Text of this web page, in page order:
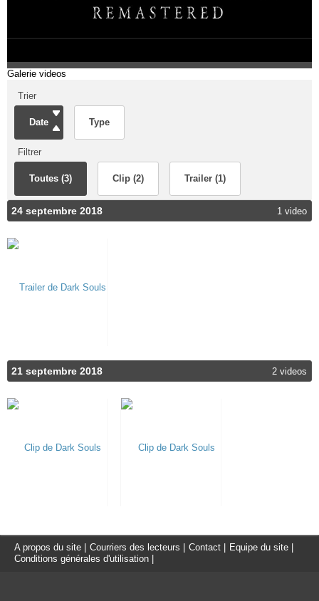
Galerie videos
Trier
Date Type
Filtrer
Toutes (3) Clip (2) Trailer (1)
24 septembre 2018 1 video
21 septembre 2018 2 videos
A propos du site Courriers des lecteurs Contact Equipe du site
Conditions générales d'utilisation